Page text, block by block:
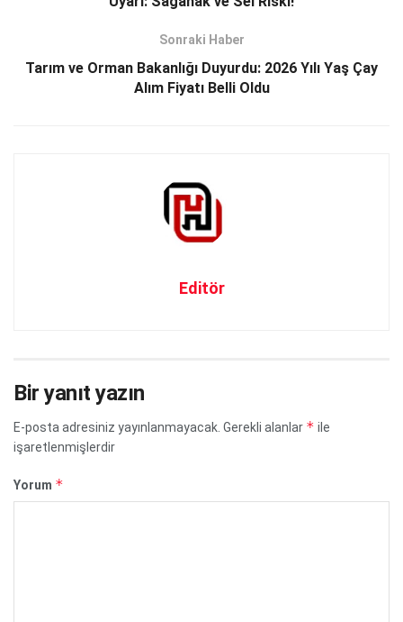
Sonraki Haber
Tarım ve Orman Bakanlığı Duyurdu: 2026 Yılı Yaş Çay
Alım Fiyatı Belli Oldu
Editör
Bir yanıt yazın
E-posta adresiniz yayınlanmayacak. Gerekli alanlar * ile
işaretlenmişlerdir
Yorum *